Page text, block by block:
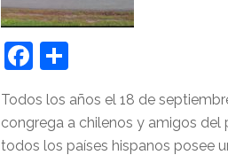
Facebook
Todos los años el 18 de
congrega a chilenos y amigos del
todos los países hispanos posee